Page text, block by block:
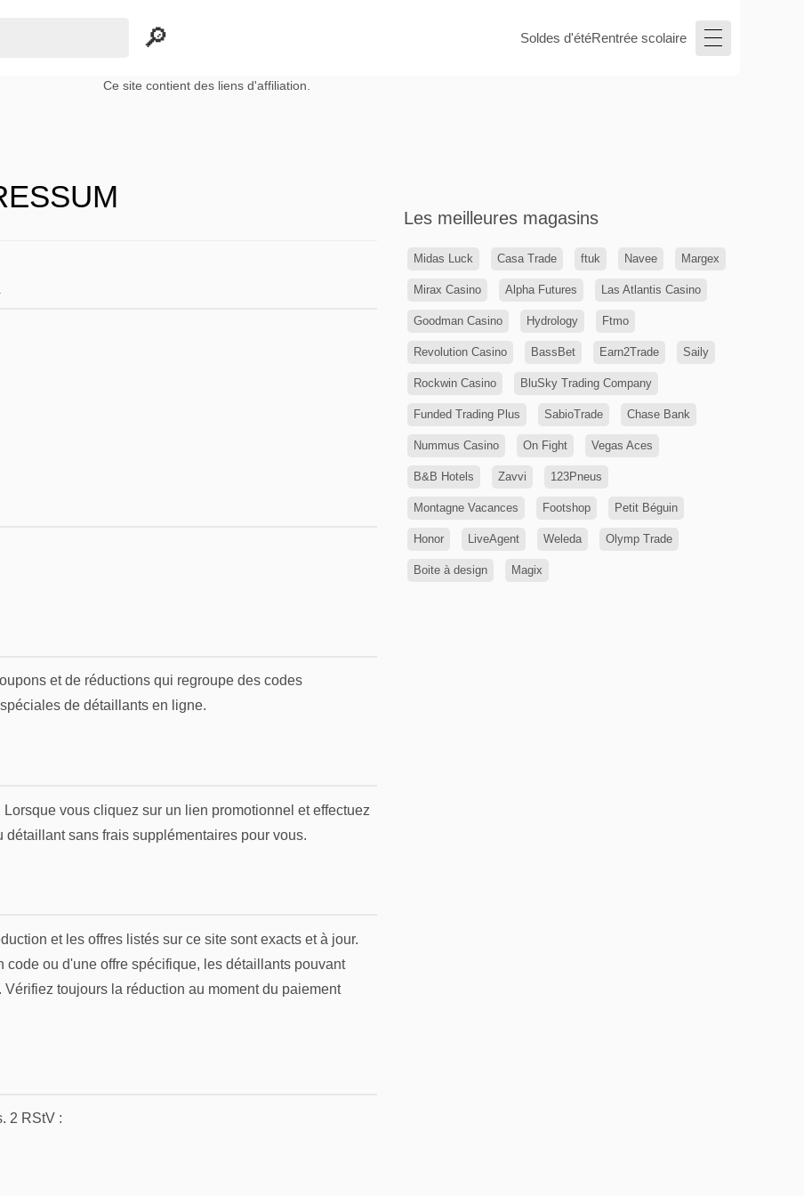
Soldes d'étéRentrée scolaire
Ce site contient des liens d'affiliation.
et de réductions qui regroupe des codes
de détaillants en ligne.
vous cliquez sur un lien promotionnel et effectuez
sans frais supplémentaires pour vous.
et les offres listés sur ce site sont exacts et à jour.
ou d'une offre spécifique, les détaillants pouvant
toujours la réduction au moment du paiement
2 RStV :
Les meilleures magasins
Midas Luck Casa Trade ftuk Navee Margex
Mirax Casino Alpha Futures Las Atlantis Casino
Goodman Casino Hydrology Ftmo
Revolution Casino BassBet Earn2Trade Saily
Rockwin Casino BluSky Trading Company
Funded Trading Plus SabioTrade Chase Bank
Nummus Casino On Fight Vegas Aces
B&B Hotels Zavvi 123Pneus
Montagne Vacances Footshop Petit Béguin
Honor LiveAgent Weleda Olymp Trade
Boite à design Magix